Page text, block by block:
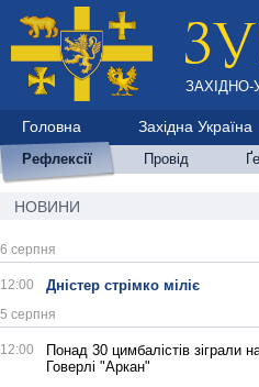
ЗАХІДНО-
Головна Західна Україна
Рефлексії Провід
НОВИНИ
6 серпня
12:00 Дністер стрімко міліє
5 серпня
12:00
Понад 30 цимбалістів зіграли
Говерлі "Аркан"